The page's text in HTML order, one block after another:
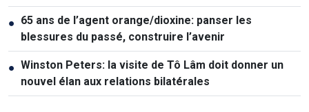
● 65 ans de l’agent orange/dioxine: panser les
blessures du passé, construire l’avenir
● Winston Peters: la visite de Tô Lâm doit donner un
nouvel élan aux relations bilatérales